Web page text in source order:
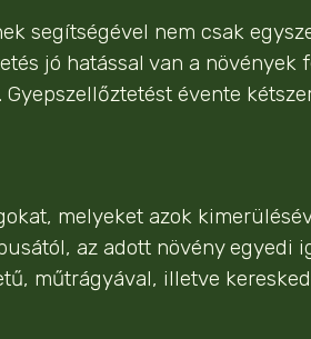
segítségével nem csak
jó hatással van a
évente
melyeket azok
az adott növény egyedi
műtrágyával, illetve